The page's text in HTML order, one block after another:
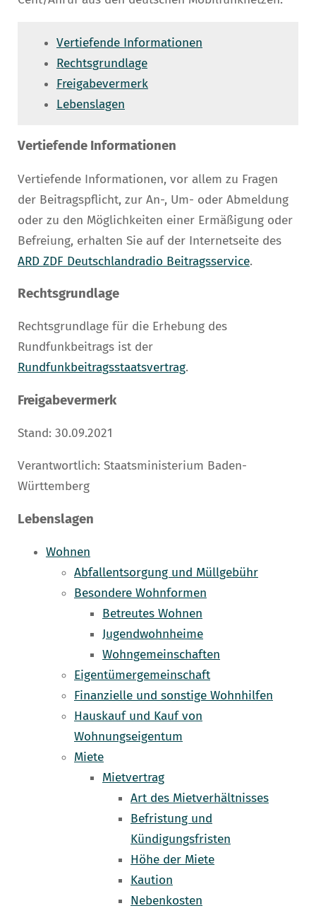
Vertiefende Informationen
Rechtsgrundlage
Freigabevermerk
Lebenslagen
Vertiefende Informationen
Vertiefende Informationen, vor allem zu Fragen
der Beitragspflicht, zur An-, Um- oder Abmeldung
oder zu den Möglichkeiten einer Ermäßigung oder
Befreiung, erhalten Sie auf der Internetseite des
ARD ZDF Deutschlandradio Beitragsservice.
Rechtsgrundlage
Rechtsgrundlage für die Erhebung des
Rundfunkbeitrags ist der
Rundfunkbeitragsstaatsvertrag.
Freigabevermerk
Stand: 30.09.2021
Verantwortlich: Staatsministerium Baden-
Württemberg
Lebenslagen
Wohnen
Abfallentsorgung und Müllgebühr
Besondere Wohnformen
Betreutes Wohnen
Jugendwohnheime
Wohngemeinschaften
Eigentümergemeinschaft
Finanzielle und sonstige Wohnhilfen
Hauskauf und Kauf von
Wohnungseigentum
Miete
Mietvertrag
Art des Mietverhältnisses
Befristung und
Kündigungsfristen
Höhe der Miete
Kaution
Nebenkosten